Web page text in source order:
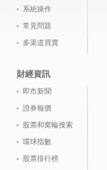
系統操作
常見問題
多渠道買賣
財經資訊
即市新聞
證券報價
股票和窝輪搜索
環球指數
股票排行榜